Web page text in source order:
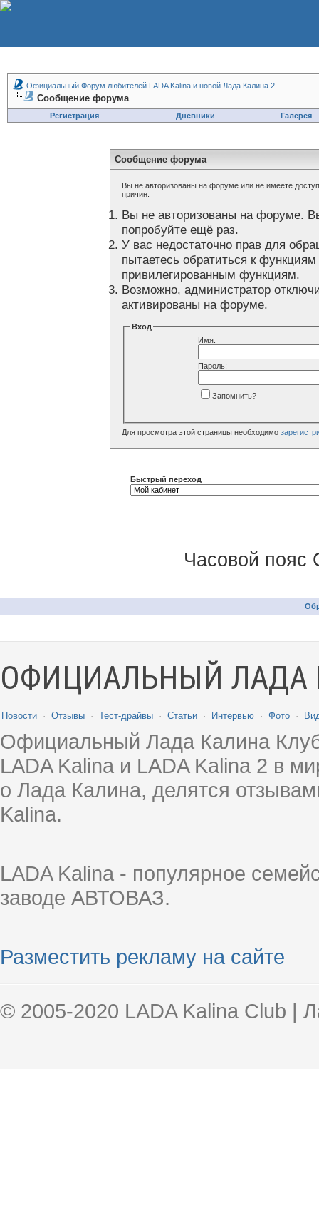
Официальный Форум любителей LADA Kalina и новой Лада Калина 2
Сообщение форума
Регистрация Дневники Галерея
Сообщение форума
Вы не авторизованы на форуме или не имеете
причин:
Вы не авторизованы на форуме.
попробуйте ещё раз.
У вас недостаточно прав для
пытаетесь обратиться к
привилегированным функциям.
Возможно, администратор
активированы на форуме.
Вход
Имя:
Пароль:
Запомнить?
Для просмотра этой страницы необходимо
Быстрый переход
Часовой пояс
ОФИЦИАЛЬНЫЙ ЛАДА
Новости · Отзывы · Тест-драйвы · Статьи · Интервью · Фото ·
Официальный Лада Калина
LADA Kalina и LADA Kalina 2 в
о Лада Калина, делятся
Kalina.
LADA Kalina - популярное
заводе АВТОВАЗ.
Разместить рекламу на сайте
© 2005-2020 LADA Kalina Club |